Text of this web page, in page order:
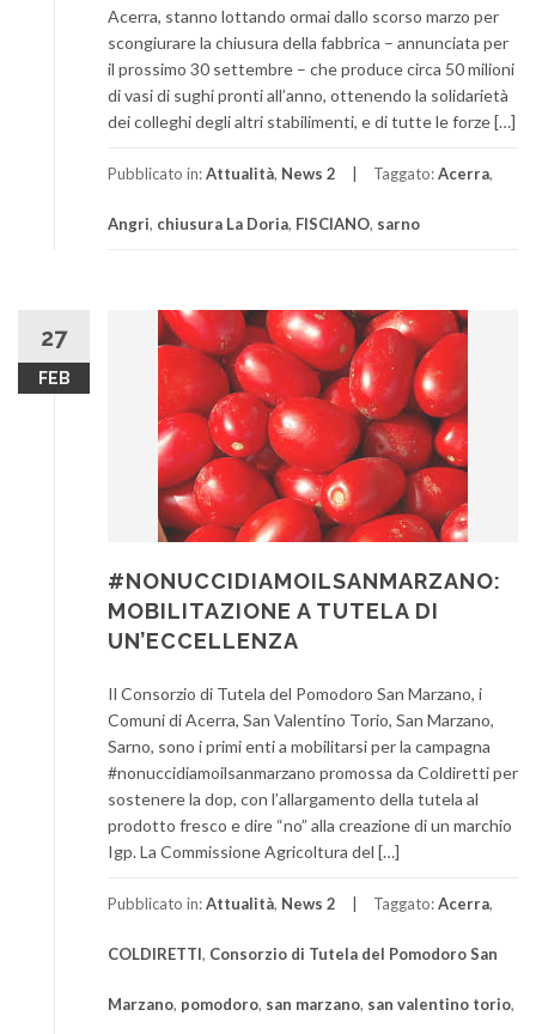
Acerra, stanno lottando ormai dallo scorso marzo per
scongiurare la chiusura della fabbrica – annunciata per
il prossimo 30 settembre – che produce circa 50 milioni
di vasi di sughi pronti all’anno, ottenendo la solidarietà
dei colleghi degli altri stabilimenti, e di tutte le forze […]
Pubblicato in:Attualità, News 2 Taggato:Acerra,
Angri, chiusura La Doria, FISCIANO, sarno
27
FEB
#NONUCCIDIAMOILSANMARZANO:
MOBILITAZIONE A TUTELA DI
UN’ECCELLENZA
Il Consorzio di Tutela del Pomodoro San Marzano, i
Comuni di Acerra, San Valentino Torio, San Marzano,
Sarno, sono i primi enti a mobilitarsi per la campagna
#nonuccidiamoilsanmarzano promossa da Coldiretti per
sostenere la dop, con l’allargamento della tutela al
prodotto fresco e dire “no” alla creazione di un marchio
Igp. La Commissione Agricoltura del […]
Pubblicato in:Attualità, News 2 Taggato:Acerra,
COLDIRETTI, Consorzio di Tutela del Pomodoro San
Marzano, pomodoro, san marzano, san valentino torio,